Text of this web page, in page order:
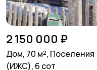
2 150 000 ₽
Дом, 70 м², Поселения
(ИЖС), 6 сот